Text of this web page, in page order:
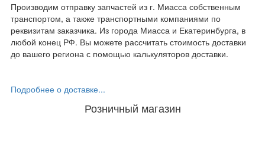
Производим отправку запчастей из г. Миасса собственным
транспортом, а также транспортными компаниями по
реквизитам заказчика. Из города Миасса и Екатеринбурга, в
любой конец РФ. Вы можете рассчитать стоимость доставки
до вашего региона с помощью калькуляторов доставки.
Подробнее о доставке...
Розничный магазин